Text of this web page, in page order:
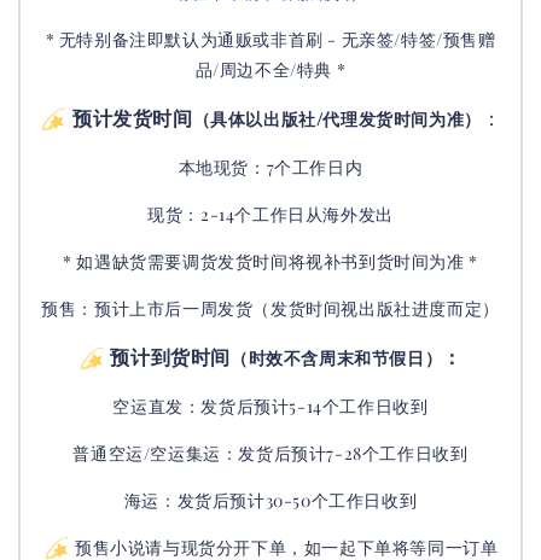
* 无特别备注即默认为通贩或非首刷 - 无亲签/特签/预售赠
品/周边不全/特典 *
预计发货时间 （具体以出版社/代理发货时间为准） ：
本地现货：7个工作日内
现货：2-14个工作日从海外发出
* 如遇缺货需要调货发货时间将视补书到货时间为准 *
预售：预计上市后一周发货（发货时间视出版社进度而定）
预计到货时间 （时效不含周末和节假日） ：
空运直发： 发货后预计5-14个工作日收到
普通空运/空运集运： 发货后预计7-28个工作日收到
海运：发货后预计30-50个工作日收到
预售小说请与现货分开下单，如一起下单将等同一订单